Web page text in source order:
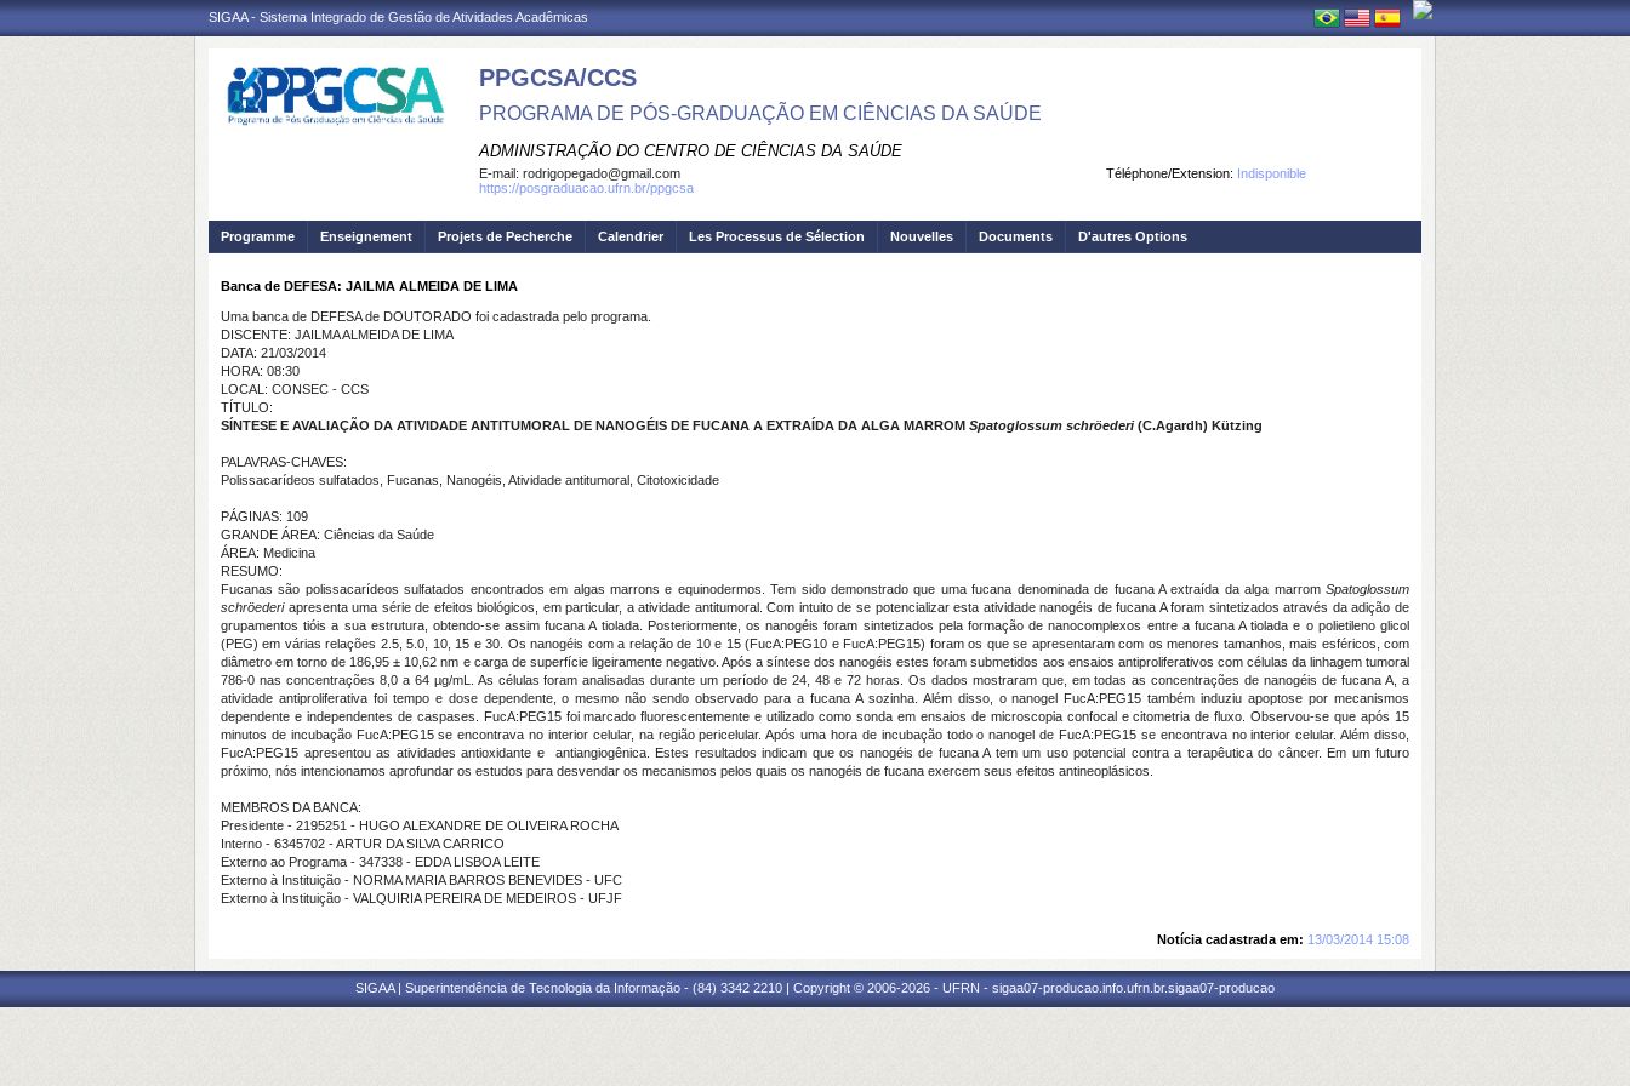
SIGAA - Sistema Integrado de Gestão de Atividades Acadêmicas
PPGCSA/CCS
PROGRAMA DE PÓS-GRADUAÇÃO EM CIÊNCIAS DA SAÚDE
ADMINISTRAÇÃO DO CENTRO DE CIÊNCIAS DA SAÚDE
Téléphone/Extension: Indisponible
E-mail: rodrigopegado@gmail.com
https://posgraduacao.ufrn.br/ppgcsa
Programme Enseignement Projets de Pecherche Calendrier Les Processus de Sélection Nouvelles Documents D'autres Options
Banca de DEFESA: JAILMA ALMEIDA DE LIMA
Uma banca de DEFESA de DOUTORADO foi cadastrada pelo programa.
DISCENTE: JAILMA ALMEIDA DE LIMA
DATA: 21/03/2014
HORA: 08:30
LOCAL: CONSEC - CCS
TÍTULO:
SÍNTESE E AVALIAÇÃO DA ATIVIDADE ANTITUMORAL DE NANOGÉIS DE FUCANA A EXTRAÍDA DA ALGA MARROM Spatoglossum schröederi(C.Agardh) Kützing
PALAVRAS-CHAVES:
Polissacarídeos sulfatados, Fucanas, Nanogéis, Atividade antitumoral, Citotoxicidade
PÁGINAS: 109
GRANDE ÁREA: Ciências da Saúde
ÁREA: Medicina
RESUMO:
Fucanas são polissacarídeos sulfatados encontrados em algas marrons e equinodermos. Tem sido demonstrado que uma fucana denominada de fucana A extraída da alga marrom Spatoglossum
schröederiapresenta uma série de efeitos biológicos, em particular, a atividade antitumoral. Com intuito de se potencializar esta atividade nanogéis de fucana A foram sintetizados através da adição de
grupamentos tióis a sua estrutura, obtendo-se assim fucana A tiolada. Posteriormente, os nanogéis foram sintetizados pela formação de nanocomplexos entre a fucana A tiolada e o polietileno glicol
(PEG) em várias relações 2.5, 5.0, 10, 15 e 30. Os nanogéis com a relação de 10 e 15 (FucA:PEG10 e FucA:PEG15) foram os que se apresentaram com os menores tamanhos, mais esféricos, com
diâmetro em torno de 186,95 ± 10,62 nm e carga de superfície ligeiramente negativo. Após a síntese dos nanogéis estes foram submetidos aos ensaios antiproliferativos com células da linhagem tumoral
786-0 nas concentrações 8,0 a 64 µg/mL. As células foram analisadas durante um período de 24, 48 e 72 horas. Os dados mostraram que, em todas as concentrações de nanogéis de fucana A, a
atividade antiproliferativa foi tempo e dose dependente, o mesmo não sendo observado para a fucana A sozinha. Além disso, o nanogel FucA:PEG15 também induziu apoptose por mecanismos
dependente e independentes de caspases. FucA:PEG15 foi marcado fluorescentemente e utilizado como sonda em ensaios de microscopia confocal e citometria de fluxo. Observou-se que após 15
minutos de incubação FucA:PEG15 se encontrava no interior celular, na região pericelular. Após uma hora de incubação todo o nanogel de FucA:PEG15 se encontrava no interior celular. Além disso,
FucA:PEG15 apresentou as atividades antioxidante e antiangiogênica. Estes resultados indicam que os nanogéis de fucana A tem um uso potencial contra a terapêutica do câncer. Em um futuro
próximo, nós intencionamos aprofundar os estudos para desvendar os mecanismos pelos quais os nanogéis de fucana exercem seus efeitos antineoplásicos.
MEMBROS DA BANCA:
Presidente - 2195251 - HUGO ALEXANDRE DE OLIVEIRA ROCHA
Interno - 6345702 - ARTUR DA SILVA CARRICO
Externo ao Programa - 347338 - EDDA LISBOA LEITE
Externo à Instituição - NORMA MARIA BARROS BENEVIDES - UFC
Externo à Instituição - VALQUIRIA PEREIRA DE MEDEIROS - UFJF
Notícia cadastrada em: 13/03/2014 15:08
SIGAA | Superintendência de Tecnologia da Informação - (84) 3342 2210 | Copyright © 2006-2026 - UFRN - sigaa07-producao.info.ufrn.br.sigaa07-producao